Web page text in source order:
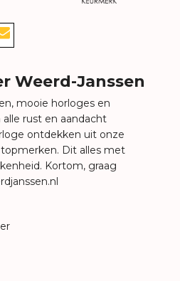
Weerd-Janssen
mooie horloges en
rust en aandacht
ontdekken uit onze
Dit alles met
Kortom, graag